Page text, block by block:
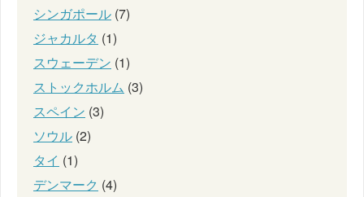
シンガポール (7)
ジャカルタ (1)
スウェーデン (1)
ストックホルム (3)
スペイン (3)
ソウル (2)
タイ (1)
デンマーク (4)